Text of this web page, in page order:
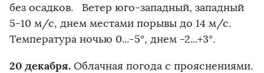
без осадков. Ветер юго-западный, западный
5-10 м/с, днем местами порывы до 14 м/с.
Температура ночью 0...-5°, днем -2...+3°.
20 декабря. Облачная погода с прояснениями.